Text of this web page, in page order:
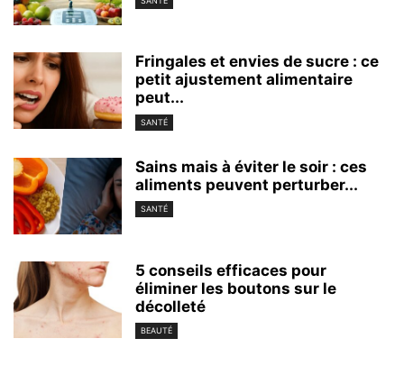
Fringales et envies de sucre : ce
petit ajustement alimentaire
peut...
SANTÉ
Sains mais à éviter le soir : ces
aliments peuvent perturber...
SANTÉ
5 conseils efficaces pour
éliminer les boutons sur le
décolleté
BEAUTÉ